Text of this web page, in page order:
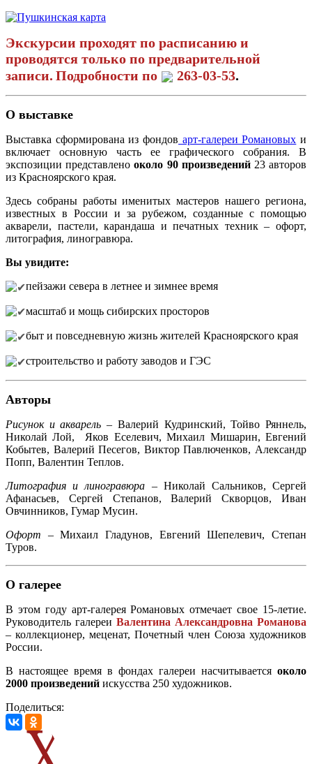
Экскурсии проходят по расписанию и
проводятся только по предварительной
записи. Подробности по 263-03-53.
О выставке
Выставка сформирована из фондов арт-галереи Романовых и
включает основную часть ее графического собрания. В
экспозиции представленооколо 90 произведений23 авторов
из Красноярского края.
Здесь собраны работы именитых мастеров нашего региона,
известных в России и за рубежом, созданные с помощью
акварели, пастели, карандаша и печатных техник – офорт,
литография, линогравюра.
Вы увидите:
пейзажи севера в летнее и зимнее время
масштаб и мощь сибирских просторов
быт и повседневную жизнь жителей Красноярского края
строительство и работу заводов и ГЭС
Авторы
Рисунок и акварель – Валерий Кудринский, Тойво Ряннель,
Николай Лой, Яков Еселевич, Михаил Мишарин, Евгений
Кобытев, Валерий Песегов, Виктор Павлюченков, Александр
Попп, Валентин Теплов.
Литография и линогравюра – Николай Сальников, Сергей
Афанасьев, Сергей Степанов, Валерий Скворцов, Иван
Овчинников, Гумар Мусин.
Офорт – Михаил Гладунов, Евгений Шепелевич, Степан
Туров.
О галерее
В этом году арт-галерея Романовых отмечает свое 15-летие.
Руководитель галереи Валентина Александровна Романова
– коллекционер, меценат, Почетный член Союза художников
России.
В настоящее время в фондах галереи насчитывается около
2000 произведений искусства 250 художников.
Поделиться: